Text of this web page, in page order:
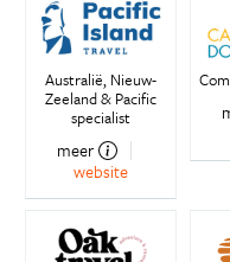
Australië, Nieuw-
Zeeland & Pacific
specialist
meer
website